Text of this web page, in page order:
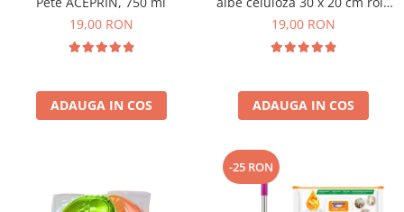
Sare de baie
Servetele Umede
19,00 RON
ADAUGA IN COS
50 bucati
19,00 RON
ADAUGA IN COS
-25 RON